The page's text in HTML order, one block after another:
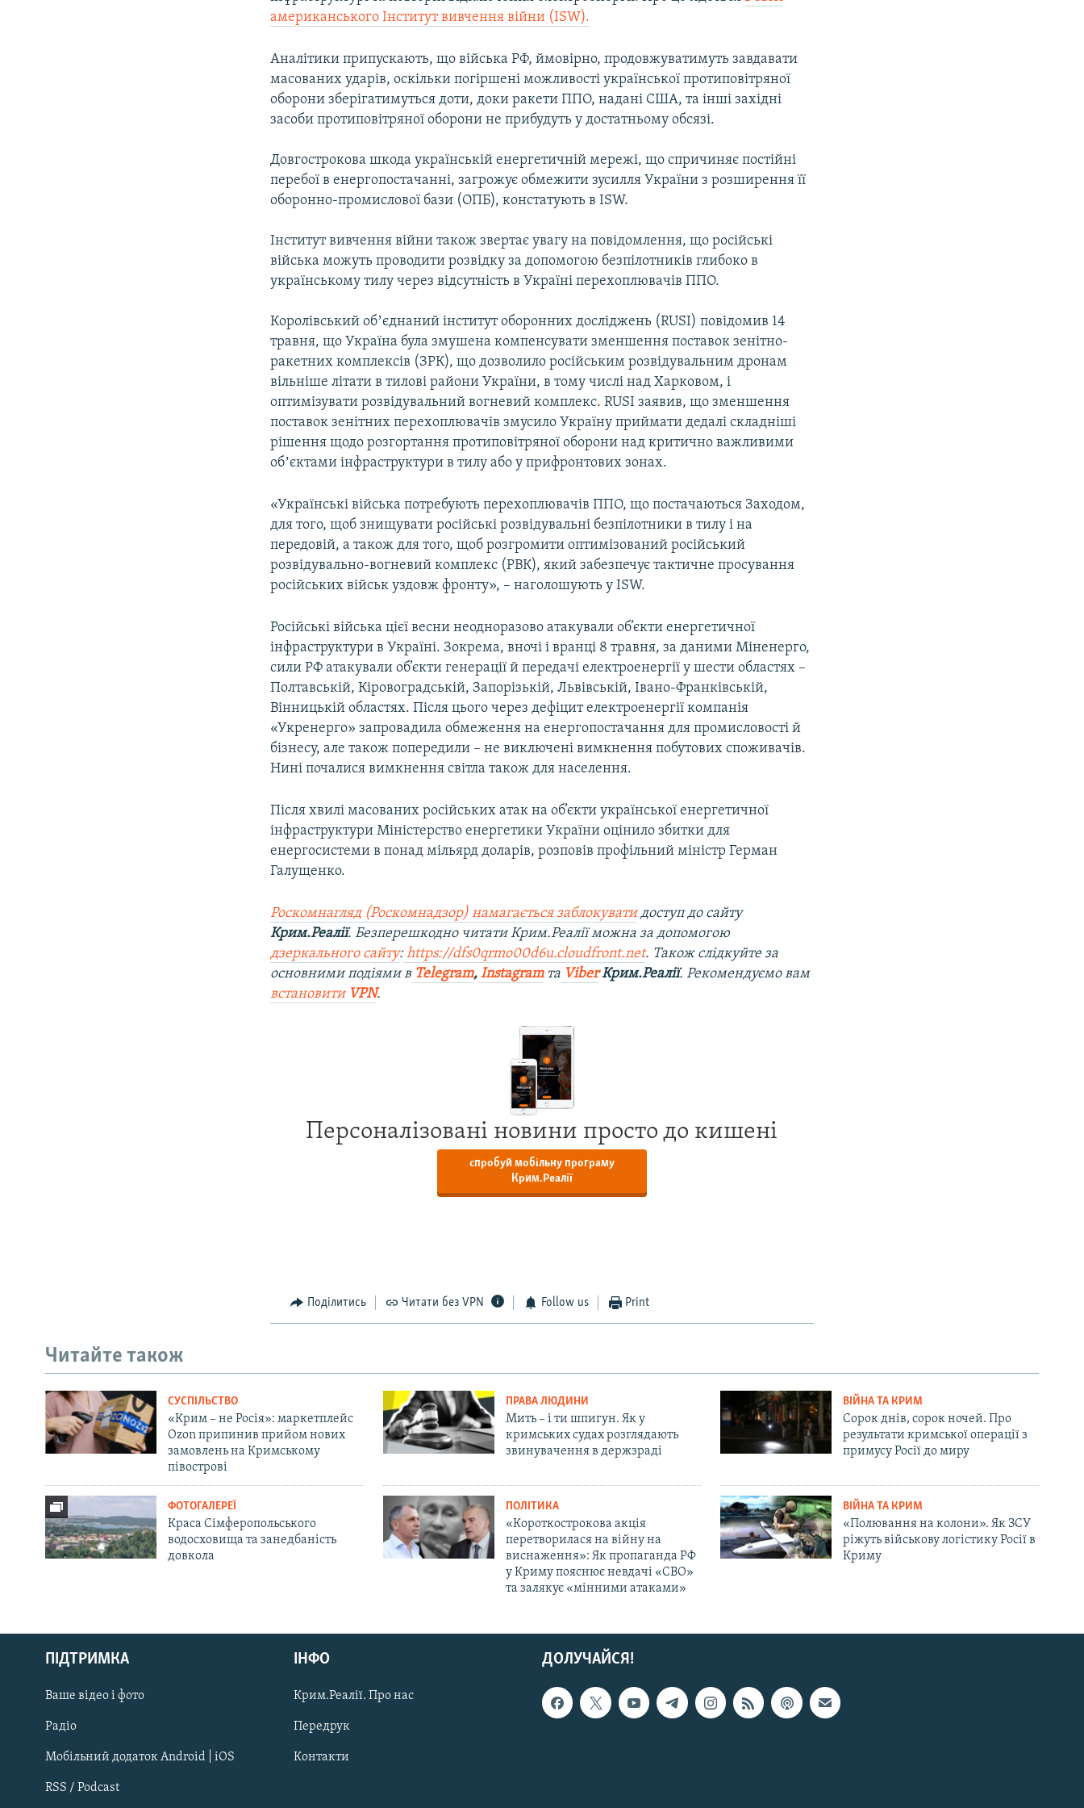
Русский
Qırımtatar
ДОЛУЧАЙСЯ!
американського Інститут вивчення війни (ISW).
Аналітики припускають, що війська РФ, ймовірно, продовжуватимуть завдавати
масованих ударів, оскільки погіршені можливості української протиповітряної
оборони зберігатимуться доти, доки ракети ППО, надані США, та інші західні
засоби протиповітряної оборони не прибудуть у достатньому обсязі.
Довгострокова шкода українській енергетичній мережі, що спричиняє постійні
перебої в енергопостачанні, загрожує обмежити зусилля України з розширення її
оборонно-промислової бази (ОПБ), констатують в ISW.
Інститут вивчення війни також звертає увагу на повідомлення, що російські
війська можуть проводити розвідку за допомогою безпілотників глибоко в
українському тилу через відсутність в Україні перехоплювачів ППО.
Королівський обʼєднаний інститут оборонних досліджень (RUSI) повідомив 14
травня, що Україна була змушена компенсувати зменшення поставок зенітно-
ракетних комплексів (ЗРК), що дозволило російським розвідувальним дронам
вільніше літати в тилові райони України, в тому числі над Харковом, і
оптимізувати розвідувальний вогневий комплекс. RUSI заявив, що зменшення
поставок зенітних перехоплювачів змусило Україну приймати дедалі складніші
рішення щодо розгортання протиповітряної оборони над критично важливими
обʼєктами інфраструктури в тилу або у прифронтових зонах.
«Українські війська потребують перехоплювачів ППО, що постачаються Заходом,
для того, щоб знищувати російські розвідувальні безпілотники в тилу і на
передовій, а також для того, щоб розгромити оптимізований російський
розвідувально-вогневий комплекс (РВК), який забезпечує тактичне просування
російських військ уздовж фронту», – наголошують у ISW.
Російські війська цієї весни неодноразово атакували об’єкти енергетичної
інфраструктури в Україні. Зокрема, вночі і вранці 8 травня, за даними Міненерго,
сили РФ атакували об’єкти генерації й передачі електроенергії у шести областях –
Полтавській, Кіровоградській, Запорізькій, Львівській, Івано-Франківській,
Вінницькій областях. Після цього через дефіцит електроенергії компанія
«Укренерго» запровадила обмеження на енергопостачання для промисловості й
бізнесу, але також попередили – не виключені вимкнення побутових споживачів.
Нині почалися вимкнення світла також для населення.
Після хвилі масованих російських атак на об’єкти української енергетичної
інфраструктури Міністерство енергетики України оцінило збитки для
енергосистеми в понад мільярд доларів, розповів профільний міністр Герман
Галущенко.
Роскомнагляд (Роскомнадзор) намагається заблокуватидоступ до сайту
Крим.Реалії. Безперешкодно читати Крим.Реалії можна за допомогою
дзеркального сайту: https://dfs0qrmo00d6u.cloudfront.net. Також слідкуйте за
основними подіями в Telegram, Instagramта ViberКрим.Реалії. Рекомендуємо вам
встановити VPN.
Персоналізовані новини просто до кишені
спробуй мобільну програму
Крим.Реалії
Поділитись Читати без VPN Follow us Print
Читайте також
СУСПІЛЬСТВО
«Крим – не Росія»: маркетплейс
Ozon припинив прийом нових
замовлень на Кримському
півострові
ПРАВА ЛЮДИНИ
Мить – і ти шпигун. Як у
кримських судах розглядають
звинувачення в держзраді
ВІЙНА ТА КРИМ
Сорок днів, сорок ночей. Про
результати кримської операції з
примусу Росії до миру
ФОТОГАЛЕРЕЇ
Краса Сімферопольського
водосховища та занедбаність
довкола
ПОЛІТИКА
«Короткострокова акція
перетворилася на війну на
виснаження»: Як пропаганда РФ
у Криму пояснює невдачі «СВО»
та залякує «мінними атаками»
ВІЙНА ТА КРИМ
«Полювання на колони». Як ЗСУ
ріжуть військову логістику Росії в
Криму
ДОЛУЧАЙСЯ!
ПІДТРИМКА
Ваше відео і фото
Радіо
Мобільний додаток Android | iOS
RSS / Podcast
ІНФО
Крим.Реалії. Про нас
Передрук
Контакти